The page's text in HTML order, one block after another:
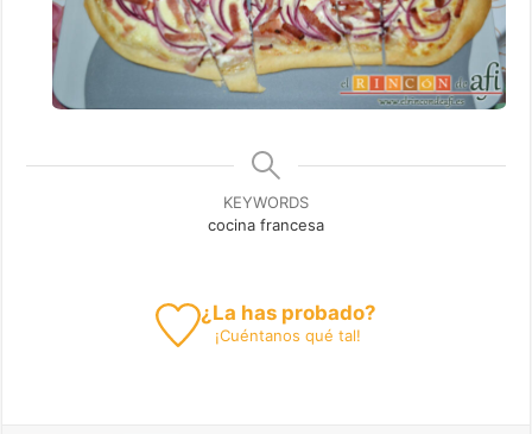
KEYWORDS
cocina francesa
¿La has probado?
¡Cuéntanos qué tal!